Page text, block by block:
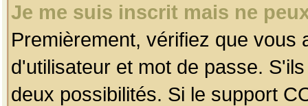
Je me suis inscrit mais ne
Premièrement, vérifiez que
d'utilisateur et mot de passe.
deux possibilités. Si le support